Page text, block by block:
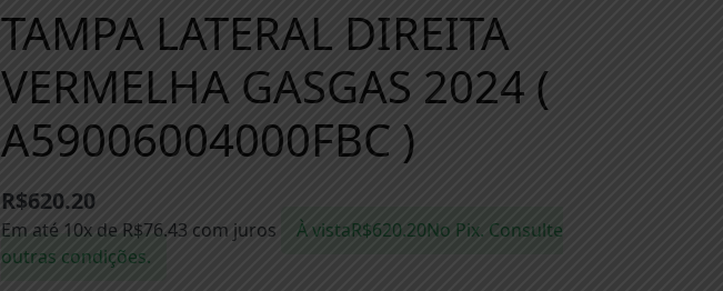
TAMPA LATERAL DIREITA
VERMELHA GASGAS 2024 (
A59006004000FBC )
R$620.20
Em até 10x de R$76.43 com juros À vistaR$620.20No Pix. Consulte
outras condições.